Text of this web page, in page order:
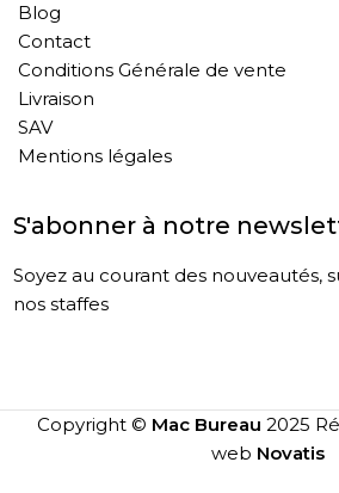
Blog
Contact
Conditions Générale de vente
Livraison
SAV
Mentions légales
S'abonner à notre
Soyez au courant des nouveautés,
nos staffes
Copyright © Mac Bureau 2025
web Novatis